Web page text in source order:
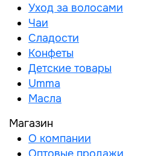
Уход за волосами
Чаи
Сладости
Конфеты
Детские товары
Umma
Масла
Магазин
О компании